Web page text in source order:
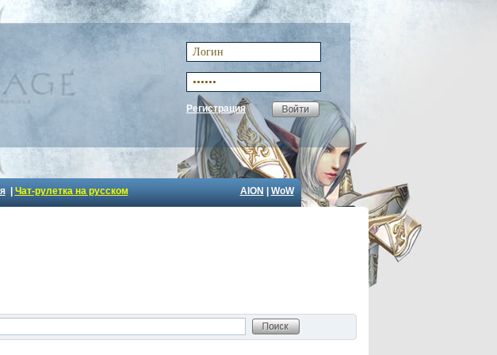
Регистрация
| Чат-рулетка на русском AION WoW